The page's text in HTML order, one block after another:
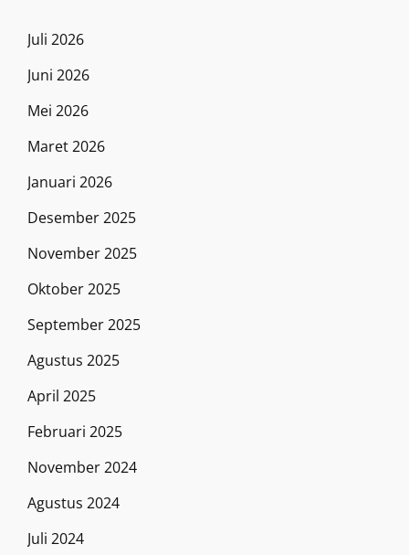
Juli 2026
Juni 2026
Mei 2026
Maret 2026
Januari 2026
Desember 2025
November 2025
Oktober 2025
September 2025
Agustus 2025
April 2025
Februari 2025
November 2024
Agustus 2024
Juli 2024